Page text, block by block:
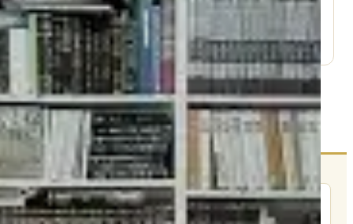
⬇ הורד עמוד השיעור ↗
הרשם לרשימת אימייל שבועי